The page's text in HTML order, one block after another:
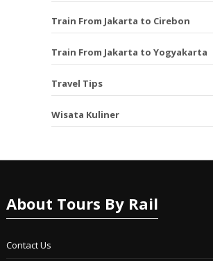
Train From Jakarta to Cirebon
Train From Jakarta to Yogyakarta
Travel Tips
Wisata Kuliner
About Tours By Rail
Contact Us